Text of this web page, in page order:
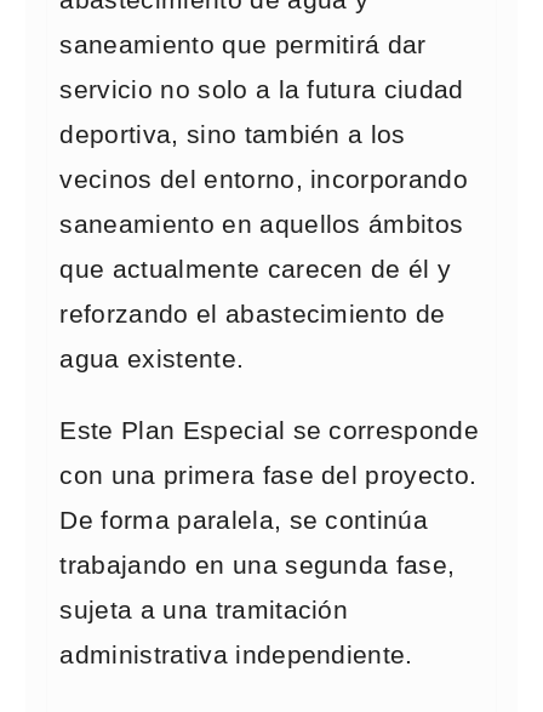
saneamiento que permitirá dar
servicio no solo a la futura ciudad
deportiva, sino también a los
vecinos del entorno, incorporando
saneamiento en aquellos ámbitos
que actualmente carecen de él y
reforzando el abastecimiento de
agua existente.
Este Plan Especial se corresponde
con una primera fase del proyecto.
De forma paralela, se continúa
trabajando en una segunda fase,
sujeta a una tramitación
administrativa independiente.